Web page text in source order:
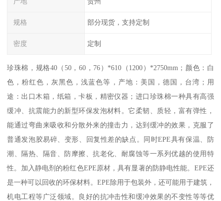
规格 部分现货，支持定制
密度 定制
珍珠棉，规格40（50，60，76）*610（1200）*2750mm；颜色：白
色，粉红色，灰黑色，浅蓝色等，产地：美国，德国，台湾；用
途：出口木箱，纸箱，卡板，精密仪器；进口珍珠棉一种具有高强
缓冲、抗震能力的新型环保发泡材料。它柔韧、质轻，富有弹性，
能通过弯曲来吸收和分散外来的撞击力，达到缓冲的效果，克服了
普通发泡胶易碎、变形、回复性差的缺点。同时EPE具有保温、防
潮、隔热、隔音、防摩擦、抗老化、耐腐蚀等一系列优越的使用特
性。加入静电剂的粉红色EPE原材，具有显著的防静电性能。EPE还
是一种可以回收的环保材料。EPE除用于包装外，还可能用于建筑，
机电工程等广泛领域。良好的抗冲击性和缓冲效果的不变性等等优